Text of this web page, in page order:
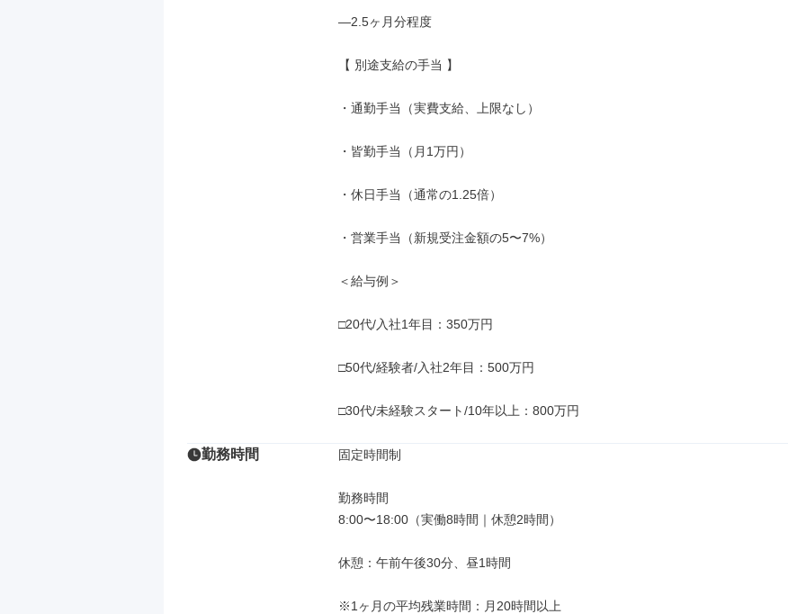
―2.5ヶ月分程度
【 別途支給の手当 】
・通勤手当（実費支給、上限なし）
・皆勤手当（月1万円）
・休日手当（通常の1.25倍）
・営業手当（新規受注金額の5〜7%）
＜給与例＞
□20代/入社1年目：350万円
□50代/経験者/入社2年目：500万円
□30代/未経験スタート/10年以上：800万円
勤務時間 固定時間制
勤務時間
8:00〜18:00（実働8時間｜休憩2時間）
休憩：午前午後30分、昼1時間
※1ヶ月の平均残業時間：月20時間以上